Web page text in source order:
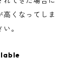
高くなってしま
。